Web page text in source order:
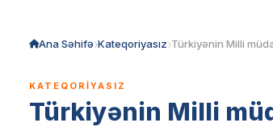
Ana Səhifə Kateqoriyasız
KATEQORIYASIZ
Türkiyənin Milli